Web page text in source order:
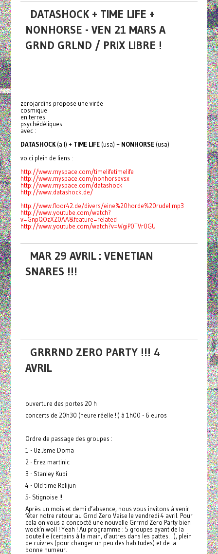
DATASHOCK + TIME LIFE +
NONHORSE - VEN 21 MARS A
GRND GRLND / PRIX LIBRE !
zerojardins propose une virée
cosmique
en terres
psychédéliques
avec :
DATASHOCK(all) + TIME LIFE (usa) +NONHORSE (usa)
voici plein de liens :
http://www.myspace.com/timelifetimelife
http://www.myspace.com/nonhorsevsx
http://www.myspace.com/datashock
http://www.datashock.de/
http://www.floor42.de/divers/eine%20horde%20rudel.mp3
http://www.youtube.com/watch?
v=GnpQOzXZ0AA&feature=related
http://www.youtube.com/watch?v=WgiP0TVr0GU
MAR 29 AVRIL : VENETIAN
SNARES !!!
GRRRND ZERO PARTY !!! 4
AVRIL
ouverture des portes 20 h
concerts de 20h30 (heure réelle !!) à 1h00 - 6 euros
Ordre de passage des groupes :
1 - Uz Jsme Doma
2 - Erez martinic
3 - Stanley Kubi
4 - Old time Relijun
5- Stignoise !!!
Après un mois et demi d’absence, nous vous invitons à venir
fêter notre retour au Grnd Zero Vaise le vendredi 4 avril. Pour
cela on vous a concocté une nouvelle Grrrnd Zero Party bien
wock’n woll ! Yeah ! Au programme : 5 groupes ayant de la
bouteille (certains à la main, d’autres dans les pattes…), plein
de cuivres (pour changer un peu des habitudes) et de la
bonne humeur.